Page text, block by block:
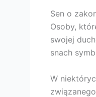
Sen o
Osoby,
swojej
snach
W